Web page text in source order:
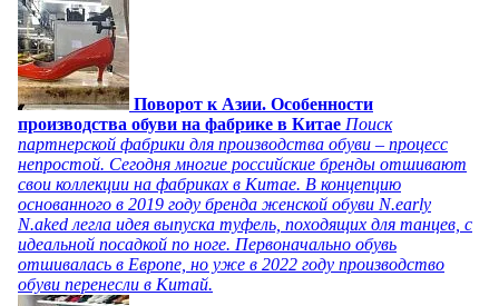
Поворот к Азии. Особенности
производства обуви на фабрике в Китае Поиск
партнерской фабрики для производства обуви – процесс
непростой. Сегодня многие российские бренды отшивают
свои коллекции на фабриках в Китае. В концепцию
основанного в 2019 году бренда женской обуви N.early
N.aked легла идея выпуска туфель, походящих для танцев, с
идеальной посадкой по ноге. Первоначально обувь
отшивалась в Европе, но уже в 2022 году производство
обуви перенесли в Китай.